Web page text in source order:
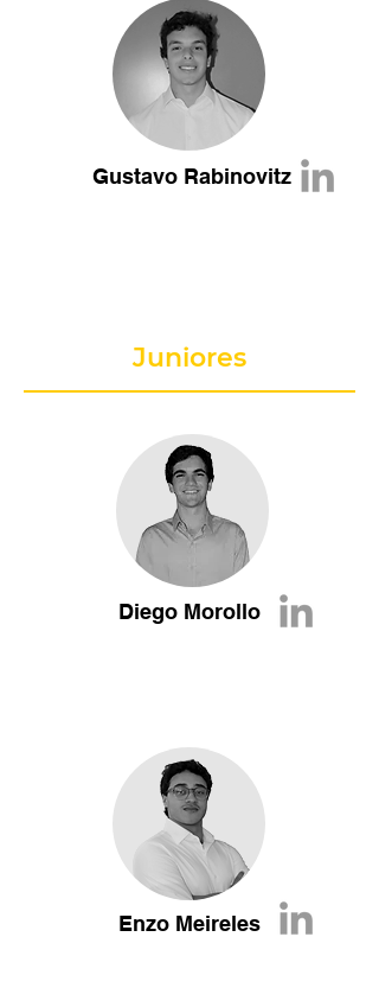
Gustavo Rabinovitz
​Juniores
Diego Morollo
Enzo Meireles